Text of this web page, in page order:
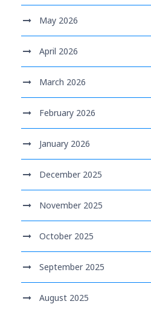
May 2026
April 2026
March 2026
February 2026
January 2026
December 2025
November 2025
October 2025
September 2025
August 2025